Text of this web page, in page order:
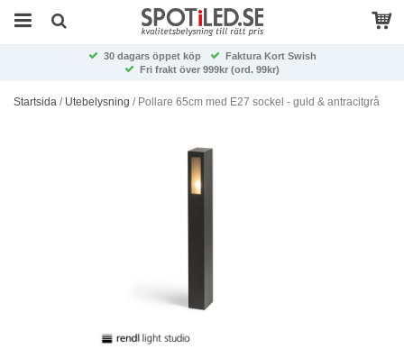
30 dagars öppet köp
Faktura Kort Swish
Fri frakt över 999kr (ord. 99kr)
Startsida / Utebelysning / Pollare 65cm med E27 sockel - guld & antracitgrå